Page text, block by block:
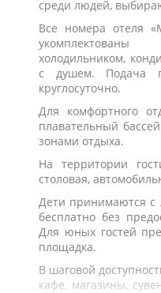
среди людей,
Все номера отеля
укомплектованы
холодильником,
с душем. Подача
круглосуточно.
Для комфортного
плавательный
зонами отдыха.
На территории
столовая,
Дети принимаются с
бесплатно без
Для юных гостей
площадка.
В шаговой
кафе, магазины,